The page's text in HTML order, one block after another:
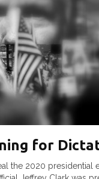
for
the 2020 presidential